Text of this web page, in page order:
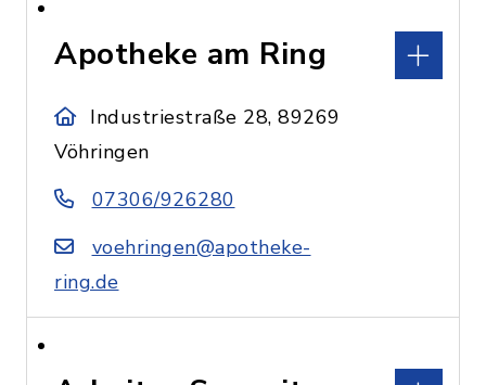
Apotheke am Ring
Industriestraße 28, 89269
Vöhringen
07306/926280
voehringen@apotheke-
ring.de